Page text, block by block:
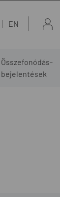
EN
Összefonódás-
bejelentések